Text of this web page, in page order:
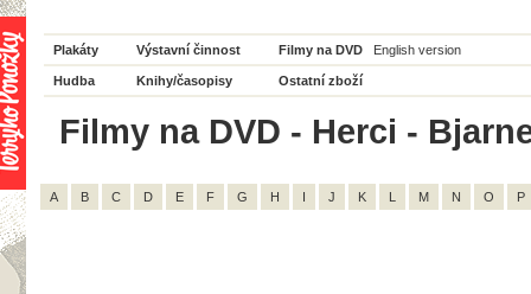
Plakáty Výstavní činnost Filmy na DVD English version
Hudba Knihy/časopisy Ostatní zboží
Filmy na DVD - Herci -
A B C D E F G H I J K L M N O P